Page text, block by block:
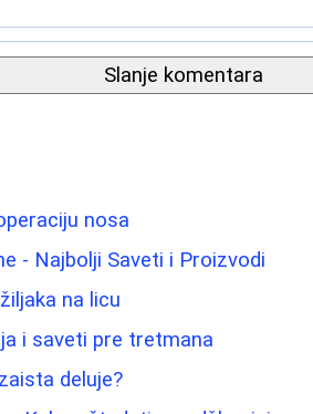
Slanje komentara
nosa
- Najbolji Saveti i Proizvodi
na licu
i saveti pre tretmana
deluje?